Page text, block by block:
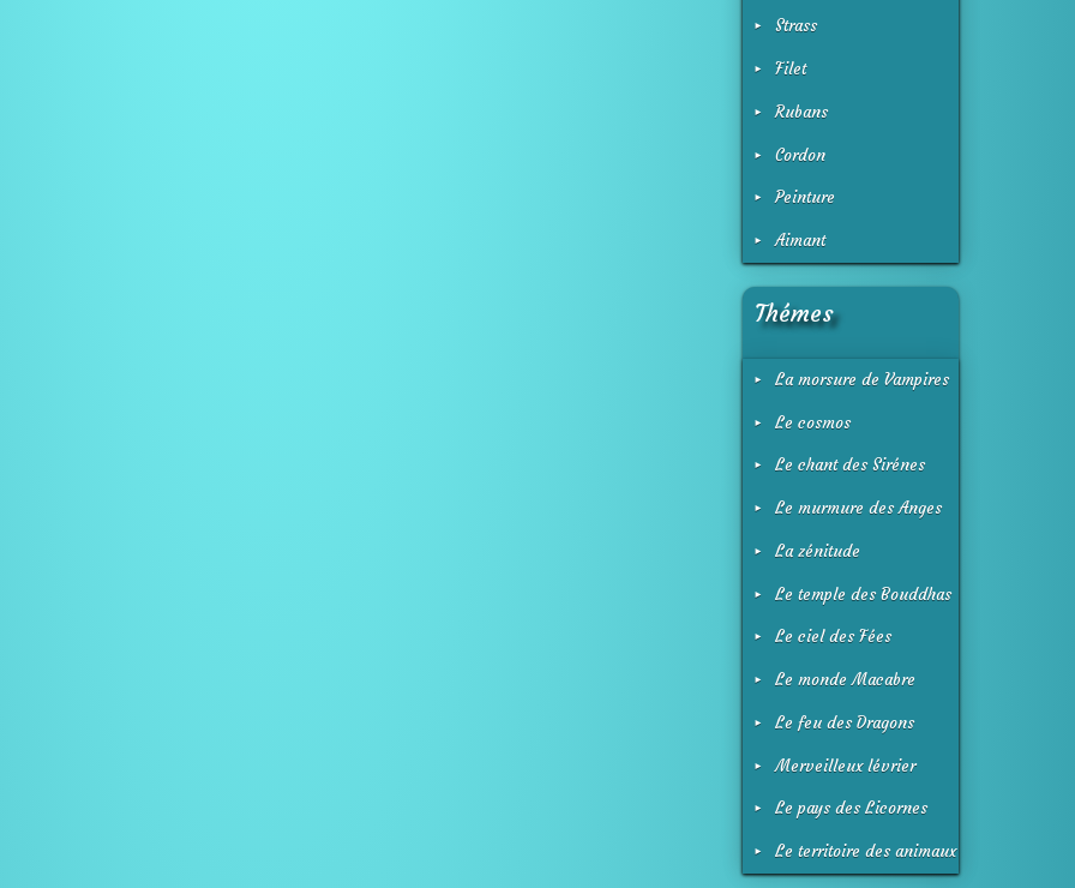
Strass
Filet
Rubans
Cordon
Peinture
Aimant
Thémes
La morsure de Vampires
Le cosmos
Le chant des Sirénes
Le murmure des Anges
La zénitude
Le temple des Bouddhas
Le ciel des Fées
Le monde Macabre
Le feu des Dragons
Merveilleux lévrier
GalgoLe pays des Licornes
Le territoire des animaux